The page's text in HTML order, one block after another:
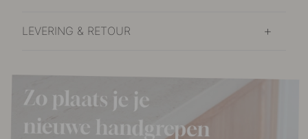
LEVERING & RETOUR